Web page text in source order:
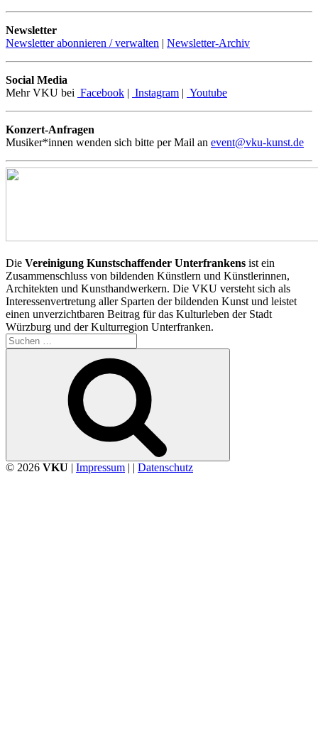
Newsletter
Newsletter abonnieren / verwalten | Newsletter-Archiv
Social Media
Mehr VKU bei Facebook | Instagram | Youtube
Konzert-Anfragen
Musiker*innen wenden sich bitte per Mail an event@vku-kunst.de
Die Vereinigung Kunstschaffender Unterfrankens ist ein
Zusammenschluss von bildenden Künstlern und Künstlerinnen,
Architekten und Kunsthandwerkern. Die VKU versteht sich als
Interessenvertretung aller Sparten der bildenden Kunst und leistet
einen unverzichtbaren Beitrag für das Kulturleben der Stadt
Würzburg und der Kulturregion Unterfranken.
Suchen
nach:
© 2026 VKU | Impressum | | Datenschutz